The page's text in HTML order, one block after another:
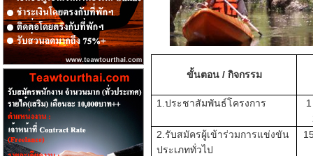
ขั้นตอน / กิจกรรม
1.ประชาสัมพันธ์โครงการ
2.รับสมัครผู้เข้าร่วมการแข่งขัน
ประเภททั่วไป